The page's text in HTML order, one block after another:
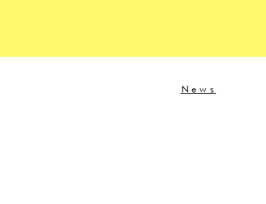
News